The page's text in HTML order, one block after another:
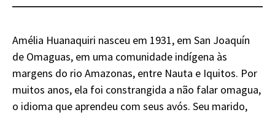
Amélia Huanaquiri nasceu em 1931, em San Joaquín
de Omaguas, em uma comunidade indígena às
margens do rio Amazonas, entre Nauta e Iquitos. Por
muitos anos, ela foi constrangida a não falar omagua,
o idioma que aprendeu com seus avós. Seu marido,